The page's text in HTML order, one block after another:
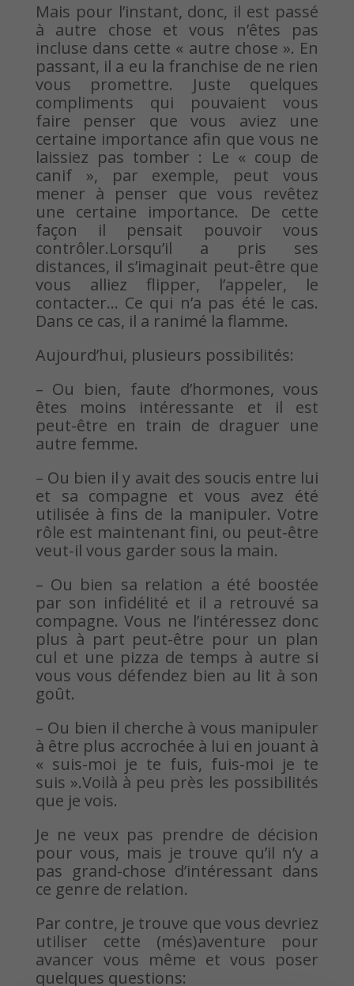
Mais pour l’instant, donc, il est passé
à autre chose et vous n’êtes pas
incluse dans cette « autre chose ». En
passant, il a eu la franchise de ne rien
vous promettre. Juste quelques
compliments qui pouvaient vous
faire penser que vous aviez une
certaine importance afin que vous ne
laissiez pas tomber : Le « coup de
canif », par exemple, peut vous
mener à penser que vous revêtez
une certaine importance. De cette
façon il pensait pouvoir vous
contrôler.Lorsqu’il a pris ses
distances, il s’imaginait peut-être que
vous alliez flipper, l’appeler, le
contacter… Ce qui n’a pas été le cas.
Dans ce cas, il a ranimé la flamme.
Aujourd’hui, plusieurs possibilités:
– Ou bien, faute d’hormones, vous
êtes moins intéressante et il est
peut-être en train de draguer une
autre femme.
– Ou bien il y avait des soucis entre lui
et sa compagne et vous avez été
utilisée à fins de la manipuler. Votre
rôle est maintenant fini, ou peut-être
veut-il vous garder sous la main.
– Ou bien sa relation a été boostée
par son infidélité et il a retrouvé sa
compagne. Vous ne l’intéressez donc
plus à part peut-être pour un plan
cul et une pizza de temps à autre si
vous vous défendez bien au lit à son
goût.
– Ou bien il cherche à vous manipuler
à être plus accrochée à lui en jouant à
« suis-moi je te fuis, fuis-moi je te
suis ».Voilà à peu près les possibilités
que je vois.
Je ne veux pas prendre de décision
pour vous, mais je trouve qu’il n’y a
pas grand-chose d’intéressant dans
ce genre de relation.
Par contre, je trouve que vous devriez
utiliser cette (més)aventure pour
avancer vous même et vous poser
quelques questions: